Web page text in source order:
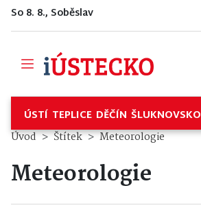
So 8. 8., Soběslav
ÚSTÍ TEPLICE DĚČÍN ŠLUKNOVSKO
Úvod Štítek Meteorologie
Meteorologie